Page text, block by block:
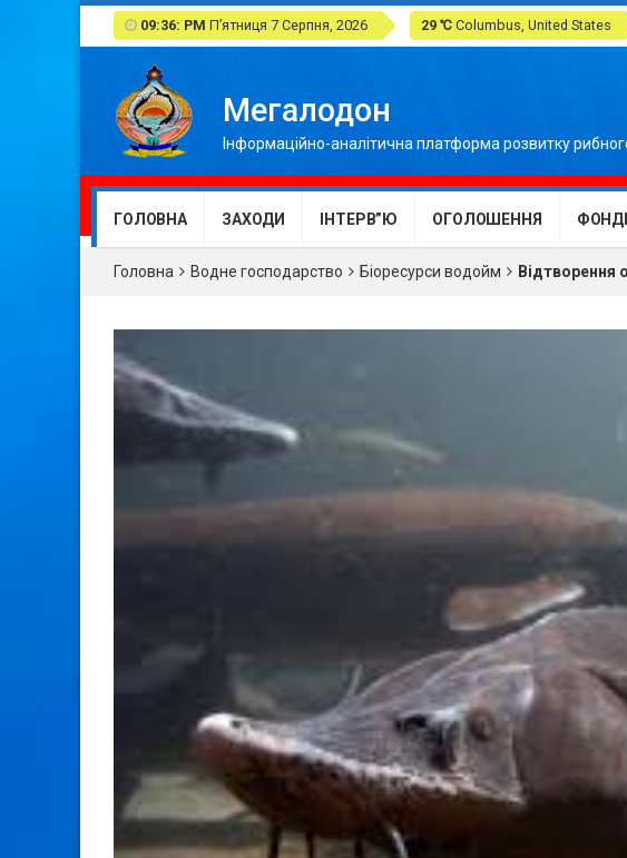
09:36: PM П’ятниця 7 Серпня, 2026 29 ℃ Columbus, United States
Мегалодон
Інформаційно-аналітична платформа розвитку
ГОЛОВНА ЗАХОДИ ІНТЕРВ”Ю ОГОЛОШЕННЯ
Головна Водне господарство Біоресурси водойм Відтворення